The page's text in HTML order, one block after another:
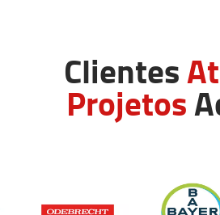
Clientes
Projetos